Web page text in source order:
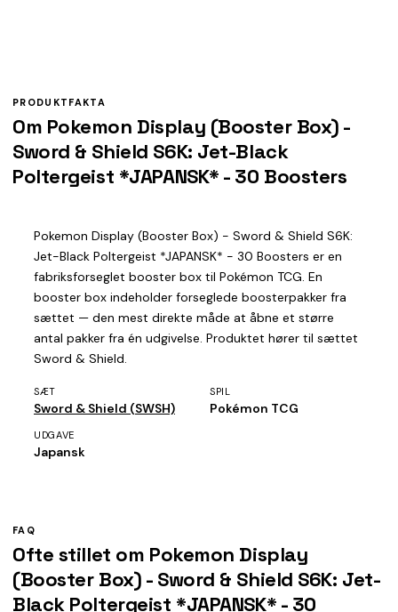
PRODUKTFAKTA
Om Pokemon Display (Booster Box) -
Sword & Shield S6K: Jet-Black
Poltergeist *JAPANSK* - 30 Boosters
Pokemon Display (Booster Box) - Sword & Shield S6K:
Jet-Black Poltergeist *JAPANSK* - 30 Boosters er en
fabriksforseglet booster box til Pokémon TCG. En
booster box indeholder forseglede boosterpakker fra
sættet — den mest direkte måde at åbne et større
antal pakker fra én udgivelse. Produktet hører til sættet
Sword & Shield.
SÆT
Sword & Shield (SWSH)
SPIL
Pokémon TCG
UDGAVE
Japansk
FAQ
Ofte stillet om Pokemon Display
(Booster Box) - Sword & Shield S6K: Jet-
Black Poltergeist *JAPANSK* - 30